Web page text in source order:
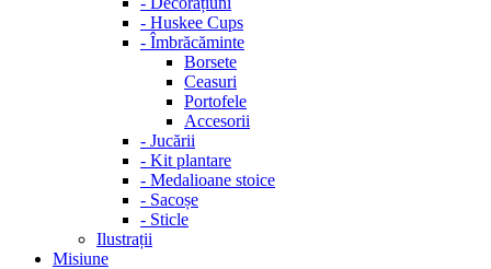
- Huskee Cups
- Îmbrăcăminte
Borsete
Ceasuri
Portofele
Accesorii
- Jucării
- Kit plantare
- Medalioane stoice
- Sacoșe
- Sticle
Ilustrații
Misiune